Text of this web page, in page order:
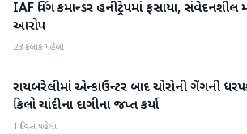
રાષ્ટ્રીય
IAF વિંગ કમાન્ડર હનીટ્રેપમાં ફસાયા, સંવેદનશીલ
આરોપ
23 કલાક પહેલા
રાષ્ટ્રીય
રાયબરેલીમાં એન્કાઉન્ટર બાદ ચોરોની ગેંગની
કિલો ચાંદીના દાગીના જપ્ત કર્યા
1 દિવસ પહેલા